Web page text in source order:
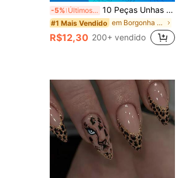
-5% Últimos 3 dias 10 Peças Unhas Postiças Formato Amêndoa Médio, Estilo Punk Gótico Escuro - Unhas Postiças Olho de Gato Cristal Preto e Vermelho, Olho de Gato Glitter Vermelho Cereja Vintage e Borgonha Profundo, Inclui 1 Adesivo e 1 Tira de Gel Mini, Estético
#1 Mais Vendido em Borgonha Pressione as unhas postiças
R$12,30 200+ vendido